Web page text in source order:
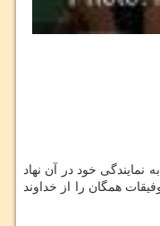
خود در آن نهاد
همگان را از خداوند